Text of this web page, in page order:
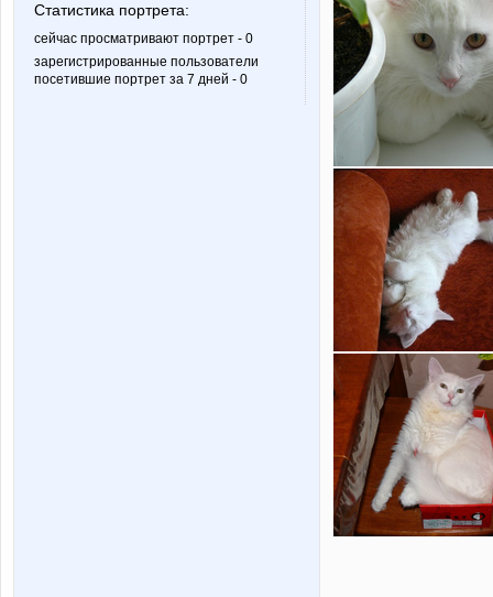
Статистика портрета:
сейчас просматривают портрет - 0
зарегистрированные пользователи
посетившие портрет за 7 дней - 0